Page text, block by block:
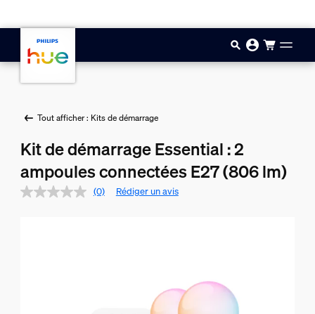
Tout afficher : Kits de démarrage
Kit de démarrage Essential : 2
ampoules connectées E27 (806 lm)
(0) Rédiger un avis